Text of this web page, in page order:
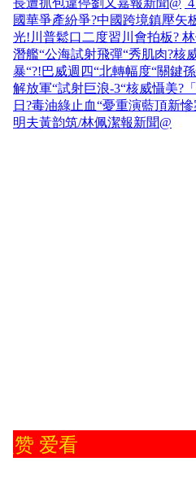
國華爭產紛爭?中國跨境鎮壓矢
光!川普鬆口二度習川會拍板?
潛艦“公海試射飛彈“秀肌肉?核
暴“?!巴威週四“北轉幅度“關鍵
解放軍“試射巨浪-3“核威懾美?
日?毒油綠止血“憂重演藍頂新
明夫黃韵筑/林佩潔報新聞@
点赞 爱看